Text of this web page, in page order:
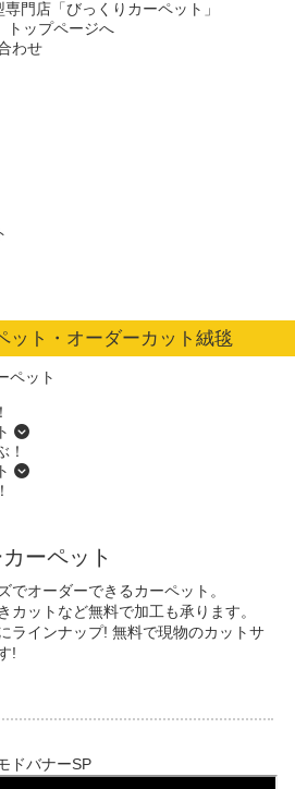
門店「びっくりカーペット」
わせ
ット・オーダーカット絨毯
！
ーペット
でオーダーできるカーペット。
カットなど無料で加工も承ります。
ラインナップ! 無料で現物のカットサ
!